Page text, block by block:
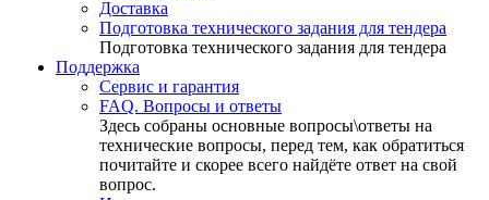
Доставка
Подготовка технического задания для тендера
Подготовка технического задания для тендера
Поддержка
Сервис и гарантия
FAQ. Вопросы и ответы
Здесь собраны основные вопросы\ответы на
технические вопросы, перед тем, как обратиться
почитайте и скорее всего найдёте ответ на свой
вопрос.